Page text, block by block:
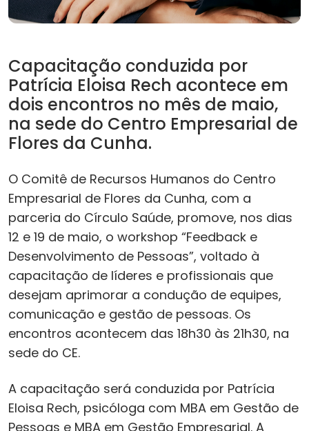
Capacitação conduzida por
Patrícia Eloisa Rech acontece em
dois encontros no mês de maio,
na sede do Centro Empresarial de
Flores da Cunha.
O Comitê de Recursos Humanos do Centro
Empresarial de Flores da Cunha, com a
parceria do Círculo Saúde, promove, nos dias
12 e 19 de maio, o workshop “Feedback e
Desenvolvimento de Pessoas”, voltado à
capacitação de líderes e profissionais que
desejam aprimorar a condução de equipes,
comunicação e gestão de pessoas. Os
encontros acontecem das 18h30 às 21h30, na
sede do CE.
A capacitação será conduzida por Patrícia
Eloisa Rech, psicóloga com MBA em Gestão de
Pessoas e MBA em Gestão Empresarial. A